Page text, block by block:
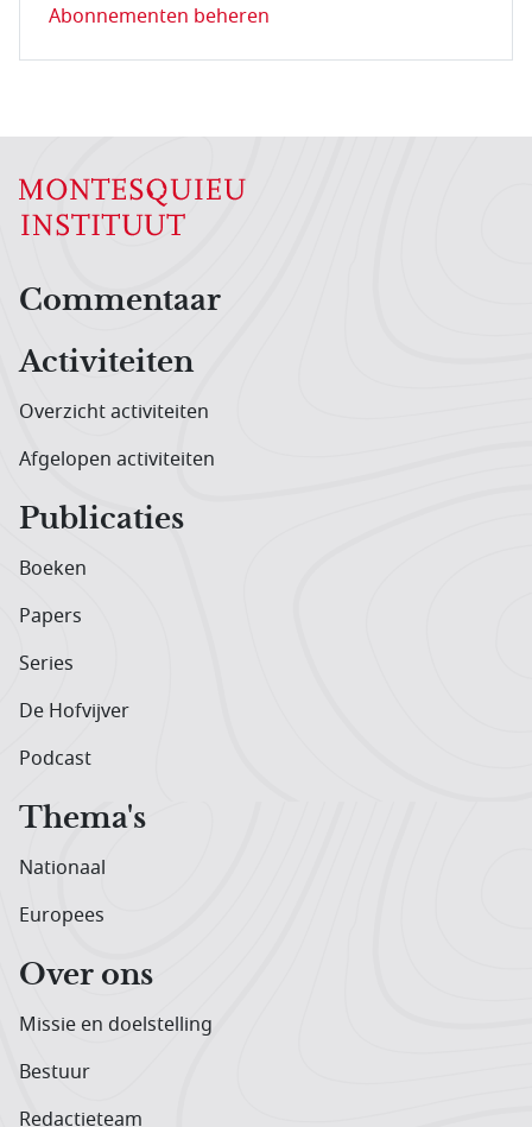
Abonnementen beheren
Hoofdnavigatiemenu
Commentaar
Activiteiten
Overzicht activiteiten
Afgelopen activiteiten
Publicaties
Boeken
Papers
Series
De Hofvijver
Podcast
Thema's
Nationaal
Europees
Over ons
Missie en doelstelling
Bestuur
Redactieteam